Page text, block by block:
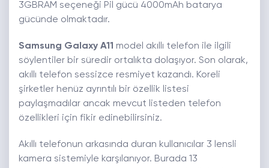
3GBRAM seçeneği Pil gücü 4000mAh batarya
gücünde olmaktadır.
Samsung Galaxy A11 model akıllı telefon ile ilgili
söylentiler bir süredir ortalıkta dolaşıyor. Son olarak,
akıllı telefon sessizce resmiyet kazandı. Koreli
şirketler henüz ayrıntılı bir özellik listesi
paylaşmadılar ancak mevcut listeden telefon
özellikleri için fikir edinebilirsiniz.
Akıllı telefonun arkasında duran kullanıcılar 3 lensli
kamera sistemiyle karşılanıyor. Burada 13